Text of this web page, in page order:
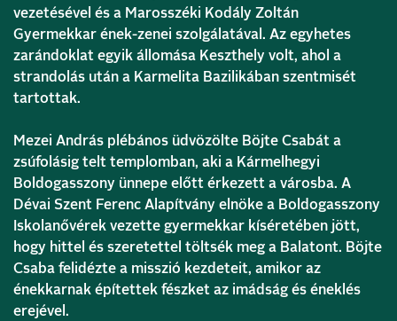
vezetésével és a Marosszéki Kodály Zoltán
Gyermekkar ének-zenei szolgálatával. Az egyhetes
zarándoklat egyik állomása Keszthely volt, ahol a
strandolás után a Karmelita Bazilikában szentmisét
tartottak.
Mezei András plébános üdvözölte Böjte Csabát a
zsúfolásig telt templomban, aki a Kármelhegyi
Boldogasszony ünnepe előtt érkezett a városba. A
Dévai Szent Ferenc Alapítvány elnöke a Boldogasszony
Iskolanővérek vezette gyermekkar kíséretében jött,
hogy hittel és szeretettel töltsék meg a Balatont. Böjte
Csaba felidézte a misszió kezdeteit, amikor az
énekkarnak építettek fészket az imádság és éneklés
erejével.